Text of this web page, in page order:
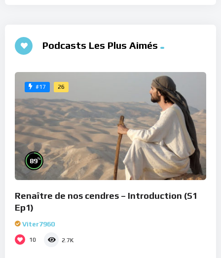
Podcasts Les Plus Aimés
#17 26
89%
Renaître de nos cendres – Introduction (S1
Ep1)
Viter7960
10 2.7K